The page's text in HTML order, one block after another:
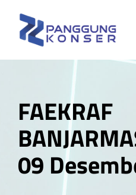
FAEKRAF
09